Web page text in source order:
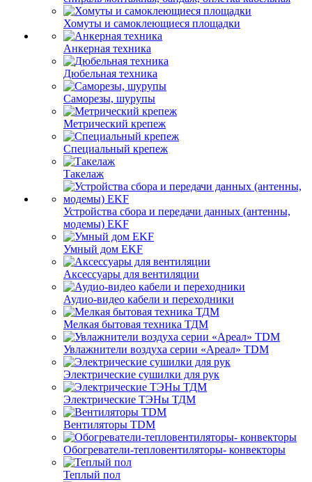
Хомуты и самоклеющиеся площадки
Анкерная техника
Дюбельная техника
Саморезы, шурупы
Метрический крепеж
Специальный крепеж
Такелаж
Устройства сбора и передачи данных (антенны,
модемы) EKF
Умный дом EKF
Аксессуары для вентиляции
Аудио-видео кабели и переходники
Мелкая бытовая техника ТДМ
Увлажнители воздуха серии «Ареал» TDM
Электрические сушилки для рук
Электрические ТЭНы ТДМ
Вентиляторы TDM
Обогреватели-тепловентиляторы- конвекторы
Теплый пол